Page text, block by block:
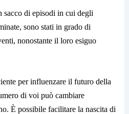
sacco di episodi in cui degli
sono stati in grado di
nonostante il loro esiguo
per influenzare il futuro della
di voi può cambiare
È possibile facilitare la nascita di